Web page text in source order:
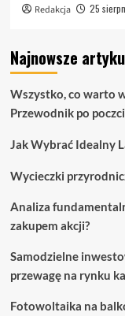
Redakcja 25
Najnowsze
Wszystko, co warto
Przewodnik po
Jak Wybrać Idealny
Wycieczki
Analiza
zakupem akcji?
Samodzielne
przewagę na rynku
Fotowoltaika na